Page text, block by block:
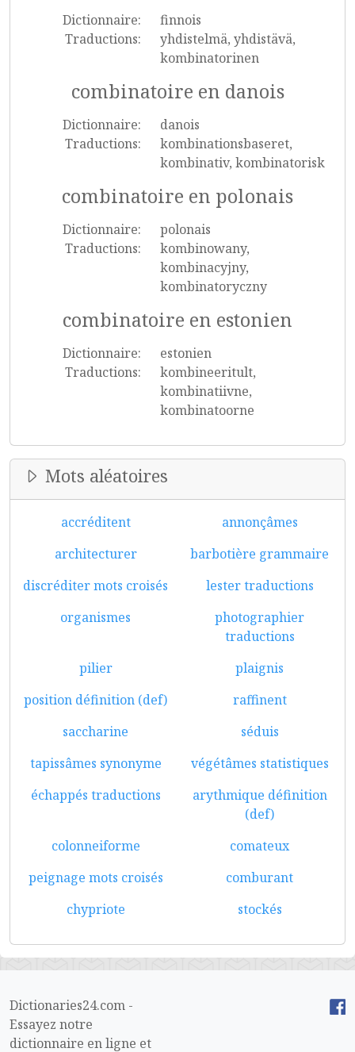
Dictionnaire:
finnois
Traductions:
yhdistelmä, yhdistävä,
kombinatorinen
combinatoire en danois
Dictionnaire:
danois
Traductions:
kombinationsbaseret,
kombinativ, kombinatorisk
combinatoire en polonais
Dictionnaire:
polonais
Traductions:
kombinowany,
kombinacyjny,
kombinatoryczny
combinatoire en estonien
Dictionnaire:
estonien
Traductions:
kombineeritult,
kombinatiivne,
kombinatoorne
Mots aléatoires
accréditent
annonçâmes
architecturer
barbotière grammaire
discréditer mots croisés
lester traductions
organismes
photographier
traductions
pilier
plaignis
position définition (def)
raffinent
saccharine
séduis
tapissâmes synonyme
végétâmes statistiques
échappés traductions
arythmique définition
(def)
colonneiforme
comateux
peignage mots croisés
comburant
chypriote
stockés
Dictionaries24.com -
Essayez notre
dictionnaire en ligne et